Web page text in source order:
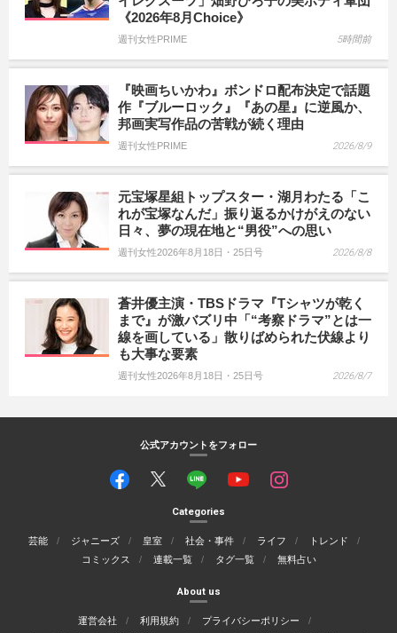
《2026年8月Choice》
週刊女性PRIME 5時間前
『映画ちいかわ』ボンドロ配布決定で話題
作『ブルーロック』『あの星』に逆風か、
邦画実写作品の苦戦が続く理由
週刊女性PRIME 2026/8/9
元宝塚星組トップスター・湖月わたる「こ
れが宝塚なんだ」振り返るかけがえのない
日々、夢の現在地と“男役”への思い
週刊女性2026年8月18日・25日号 2026/8/8
蒼井優主演・TBSドラマ『Tシャツが乾く
まで』が激バズリ中「“考察ドラマ”とは一
線を画している」散りばめられた伏線より
も大事な要素
週刊女性2026年8月18日・25日号 2026/8/7
公式アカウントをフォロー
Categories
芸能 ジャニーズ 皇室 社会・事件 ライフ
トレンド
コミックス
連載一覧 タグ一覧 無料占い
About us
運営会社 利用規約
プライバシーポリシー